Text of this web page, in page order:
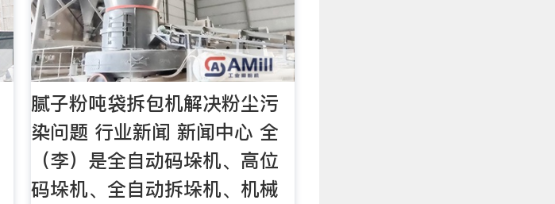
腻子粉吨袋拆包机解决粉尘污
染问题 行业新闻 新闻中心 全
（李）是全自动码垛机、高位
码垛机、全自动拆垛机、机械